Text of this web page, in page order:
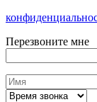
Перезвоните мне